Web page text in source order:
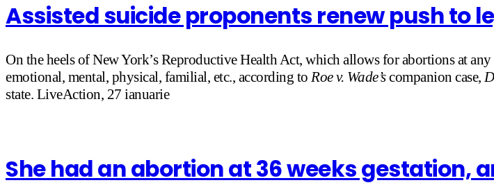
Assisted suicide proponents renew push to
On the heels of New York’s Reproductive Health Act, which allows for abortions at
emotional, mental, physical, familial, etc., according to Roe v. Wade’scompanion case,
state. LiveAction, 27 ianuarie
She had an abortion at 36 weeks gestation,